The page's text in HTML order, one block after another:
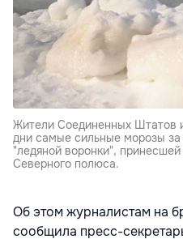
Жители Соединенных Штатов
дни самые сильные морозы
"ледяной воронки",
Северного полюса.
Об этом журналистам на
сообщила пресс-